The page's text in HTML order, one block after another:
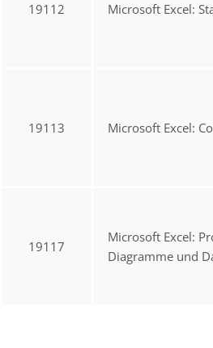
19112 Microsoft Excel:
19113 Microsoft Excel:
19117
Microsoft Excel:
Diagramme und